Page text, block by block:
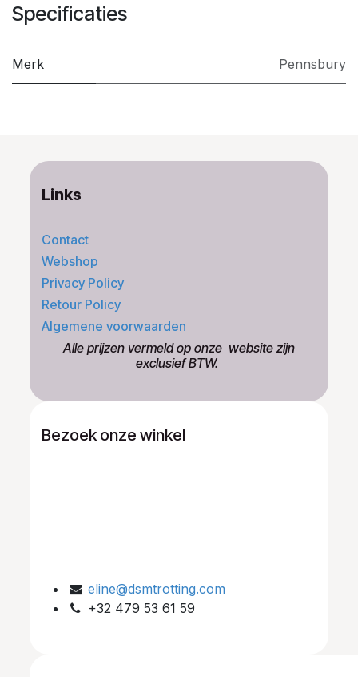
Specificaties
Merk Pennsbury
Links
Contact
Webshop
Privacy Policy
Retour Policy
Algemene voorwaarden
​Alle prijzen vermeld op onze ​website zijn
exclusief BTW.
Bezoek onze winkel
eline@dsmtrotting.com
+32 479 53 61 59